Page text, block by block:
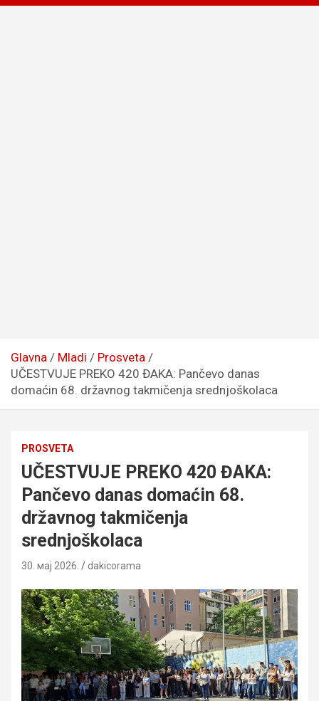
Glavna Mladi
Prosveta
UČESTVUJE PREKO 420 ĐAKA: Pančevo danas
domaćin 68. državnog takmičenja srednjoškolaca
PROSVETA
UČESTVUJE PREKO 420 ĐAKA:
Pančevo danas domaćin 68.
državnog takmičenja
srednjoškolaca
30. мај 2026. dakicorama